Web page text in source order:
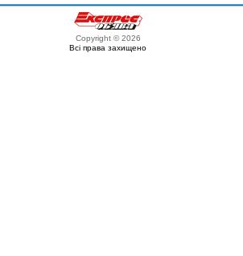
Copyright © 2026
Всі права захищено